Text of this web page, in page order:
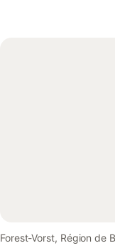
Forest-Vorst, Région de